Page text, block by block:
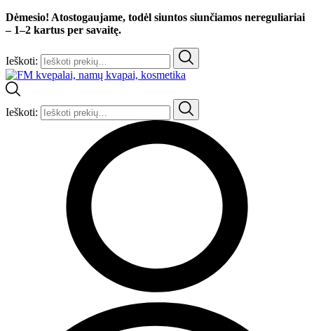
Dėmesio! Atostogaujame, todėl siuntos siunčiamos nereguliariai
– 1–2 kartus per savaitę.
Ieškoti:
Ieškoti: